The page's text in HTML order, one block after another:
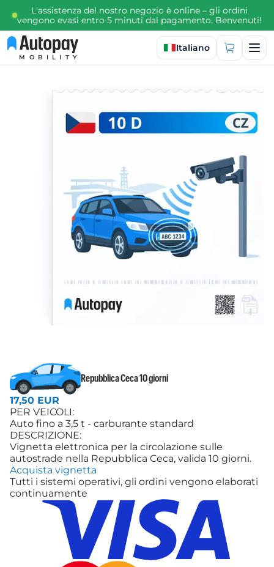
L'assistenza del nostro negozio è online – gli ordini
vengono evasi entro 5 minuti dal pagamento. Benvenuti!
MOBILITY
Seleziona lingua
Italiano
Repubblica Ceca 10 giorni
17,50 EUR
PER VEICOLI:
Auto fino a 3,5 t - carburante standard
DESCRIZIONE:
Vignetta elettronica per la circolazione sulle
autostrade nella Repubblica Ceca, valida 10 giorni.
Acquista vignetta
Tutti i sistemi operativi, gli ordini vengono elaborati
continuamente